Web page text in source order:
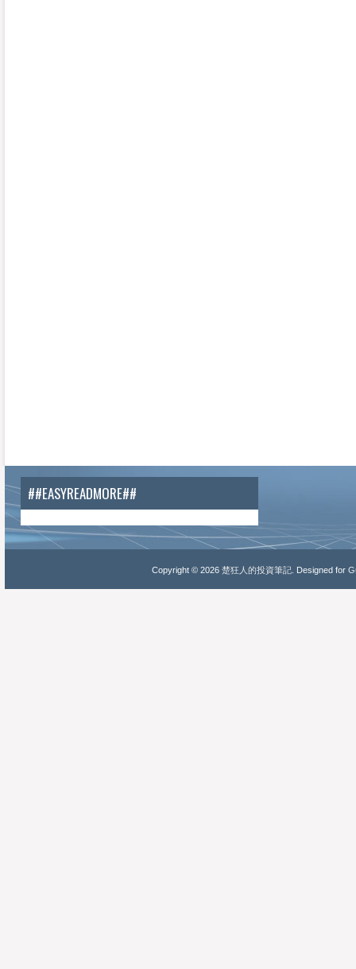
##EASYREADMORE##
Copyright © 2026 楚狂人的投資筆記. Designed for